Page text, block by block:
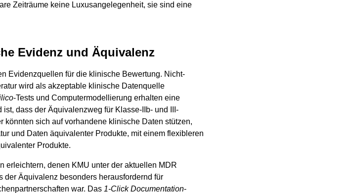
Zeiträume keine Luxusangelegenheit, sie sind eine
Evidenz und Äquivalenz
Evidenzquellen für die klinische Bewertung. Nicht-
wird als akzeptable klinische Datenquelle
-Tests und Computermodellierung erhalten eine
dass der Äquivalenzweg für Klasse-IIb- und III-
könnten sich auf vorhandene klinische Daten stützen,
und Daten äquivalenter Produkte, mit einem flexibleren
Produkte.
erleichtern, denen KMU unter der aktuellen MDR
der Äquivalenz besonders herausfordernd für
war. Das 1-Click Documentation-